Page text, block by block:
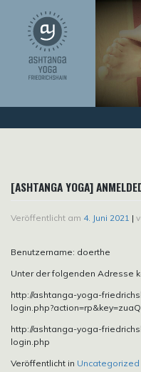
springen
[ASHTANGA YOGA]
Veröffentlicht am 4. Juni 2021 |
Benutzername: doerthe
Unter der folgenden Adresse
http://ashtanga-yoga-
http://ashtanga-yoga-
login.php
Veröffentlicht in Uncategorized